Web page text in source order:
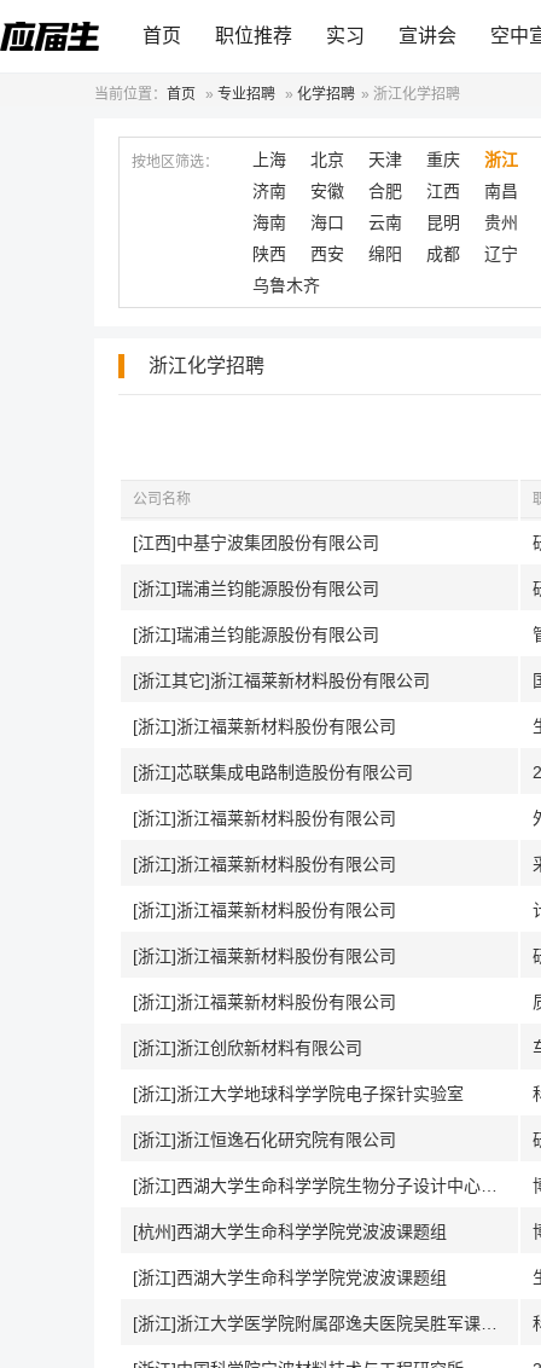
首页 职位推荐 实习 宣讲会 空中
当前位置： 首页 » 专业招聘 » 化学招聘 » 浙江化学招聘
按地区筛选： 上海 北京 天津 重庆
浙江
济南
安徽 合肥 江西
南昌
海南
海口 云南 昆明
贵州
陕西
西安 绵阳 成都
辽宁
乌鲁木齐
浙江化学招聘
公司名称
[江西]中基宁波集团股份有限公司
[浙江]瑞浦兰钧能源股份有限公司
[浙江]瑞浦兰钧能源股份有限公司
[浙江其它]浙江福莱新材料股份有限公司
[浙江]浙江福莱新材料股份有限公司
[浙江]芯联集成电路制造股份有限公司
[浙江]浙江福莱新材料股份有限公司
[浙江]浙江福莱新材料股份有限公司
[浙江]浙江福莱新材料股份有限公司
[浙江]浙江福莱新材料股份有限公司
[浙江]浙江福莱新材料股份有限公司
[浙江]浙江创欣新材料有限公司
[浙江]浙江大学地球科学学院电子探针实验室
[浙江]浙江恒逸石化研究院有限公司
[杭州]西湖大学生命科学学院党波波课题组
[浙江]西湖大学生命科学学院党波波课题组